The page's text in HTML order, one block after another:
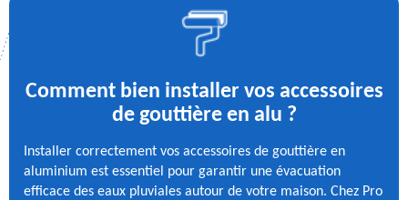
Comment bien installer vos accessoires
de gouttière en alu ?
Installer correctement vos accessoires de gouttière en
aluminium est essentiel pour garantir une évacuation
efficace des eaux pluviales autour de votre maison. Chez Pro